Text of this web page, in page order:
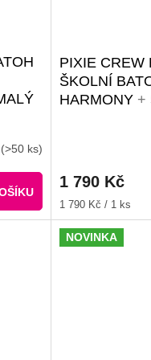
(>50 ks)
PIXIE CREW
ŠKOLNÍ
HARMONY +
1 790 Kč
Měrná
cena:
1 790 Kč / 1 ks
NOVINKA